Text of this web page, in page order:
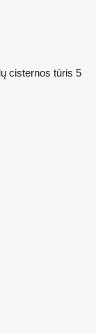
cisternos tūris 5